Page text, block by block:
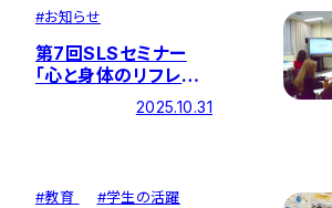
#お知らせ
第7回SLSセミナー
「心と身体のリフレッ
シュ」を開催しました
2025.10.31
#教育 #学生の活躍